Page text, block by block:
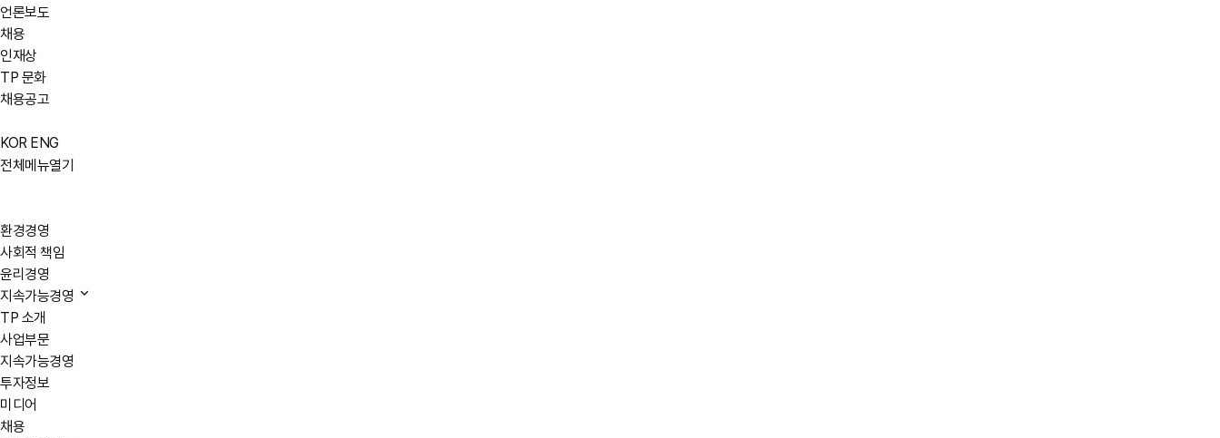
언론보도
채용
인재상
TP 문화
채용공고
KOR ENG
전체메뉴열기
환경경영
사회적 책임
윤리경영
지속가능경영
TP 소개
사업부문
지속가능경영
투자정보
미디어
채용